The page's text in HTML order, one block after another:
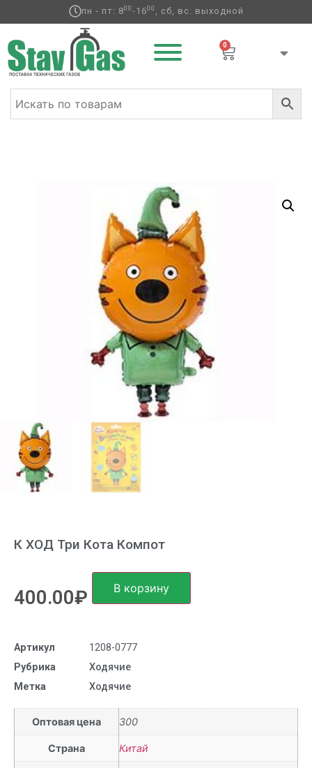
пн - пт: 800-1600 , сб, вс: выходной
0
К ХОД Три Кота Компот
400.00₽ В корзину
Артикул
1208-0777
Рубрика
Ходячие
Метка
Ходячие
Оптовая цена 300
Страна Китай